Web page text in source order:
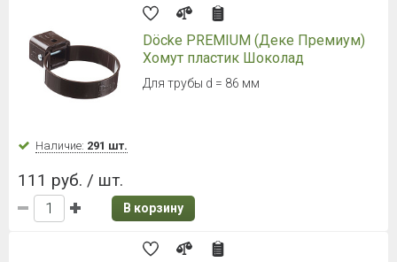
Döcke PREMIUM (Деке Премиум)
Хомут пластик Шоколад
Для трубы d = 86 мм
Наличие: 291 шт.
111 руб. / шт.
В корзину